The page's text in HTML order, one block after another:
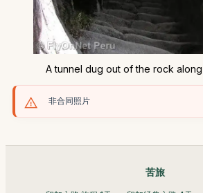
A tunnel dug out of the rock along
非合同照片
苦旅